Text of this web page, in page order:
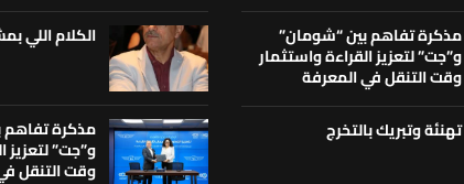
مذكرة تفاهم بين “شومان”
و”جت” لتعزيز القراءة واستثمار
وقت التنقل في المعرفة
تهنئة وتبريك بالتخرج
الكلام اللي
مذكرة
و”جت” لتعزيز
وقت التنقل